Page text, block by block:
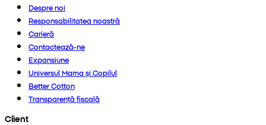
Despre noi
Responsabilitatea noastră
Carieră
Contactează-ne
Expansiune
Universul Mama și Copilul
Better Cotton
Transparență fiscală
Client